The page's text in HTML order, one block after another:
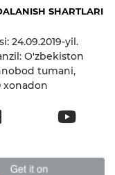
SHARTLARI
24.09.2019-yil.
O'zbekiston
tumani,
xonadon